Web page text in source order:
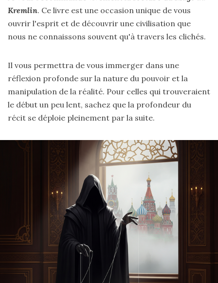
Kremlin. Ce livre est une occasion unique de vous
ouvrir l'esprit et de découvrir une civilisation que
nous ne connaissons souvent qu'à travers les clichés.
Il vous permettra de vous immerger dans une
réflexion profonde sur la nature du pouvoir et la
manipulation de la réalité. Pour celles qui trouveraient
le début un peu lent, sachez que la profondeur du
récit se déploie pleinement par la suite.